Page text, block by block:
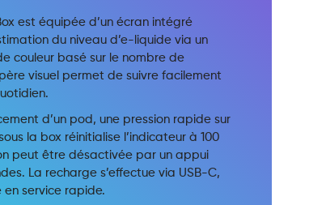
est équipée d’un écran intégré
du niveau d’e-liquide via un
couleur basé sur le nombre de
visuel permet de suivre facilement
d’un pod, une pression rapide sur
la box réinitialise l’indicateur à 100
peut être désactivée par un appui
La recharge s’effectue via USB-C,
en service rapide.